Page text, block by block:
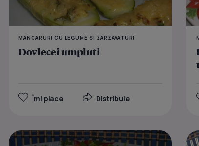
MANCARURI CU LEGUME SI ZARZAVATURI
Dovlecei umpluti
Îmi place Distribuie